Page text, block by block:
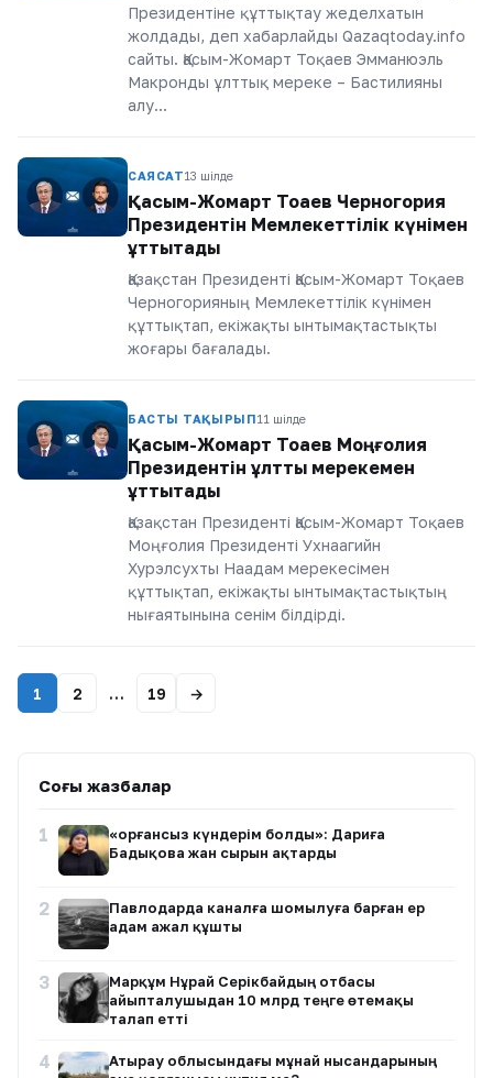
Президентіне құттықтау жеделхатын
жолдады, деп хабарлайды Qazaqtoday.info
сайты. Қасым-Жомарт Тоқаев Эмманюэль
Макронды ұлттық мереке – Бастилияны
алу…
САЯСАТ13 шілде
Қасым-Жомарт Тоқаев Черногория
Президентін Мемлекеттілік күнімен
құттықтады
Қазақстан Президенті Қасым-Жомарт Тоқаев
Черногорияның Мемлекеттілік күнімен
құттықтап, екіжақты ынтымақтастықты
жоғары бағалады.
БАСТЫ ТАҚЫРЫП11 шілде
Қасым-Жомарт Тоқаев Моңғолия
Президентін ұлттық мерекемен
құттықтады
Қазақстан Президенті Қасым-Жомарт Тоқаев
Моңғолия Президенті Ухнаагийн
Хурэлсухты Наадам мерекесімен
құттықтап, екіжақты ынтымақтастықтың
нығаятынына сенім білдірді.
1 2 … 19 →
Соңғы жазбалар
1
«Қорғансыз күндерім болды»: Дариға
Бадықова жан сырын ақтарды
2
Павлодарда каналға шомылуға барған ер
адам ажал құшты
3
Марқұм Нұрай Серікбайдың отбасы
айыпталушыдан 10 млрд теңге өтемақы
талап етті
4
Атырау облысындағы мұнай нысандарының